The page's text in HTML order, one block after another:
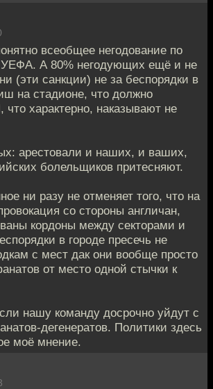
всеобщее негодование по
УЕФА. А 80% негодующих ещё и не
(эти санкции) не за беспорядки в
на стадионе, что должно
что характерно, наказывают не
арестовали и наших, и ваших,
болельщиков притесняют.
ни разу не отменяет того, что на
со стороны англичан,
кордоны между секторами и
в городе пресечь не
с мест дак они вообще просто
от место одной стычки к
нашу команду досрочно уйдут с
дегенератов. Политики здесь
моё мнение.